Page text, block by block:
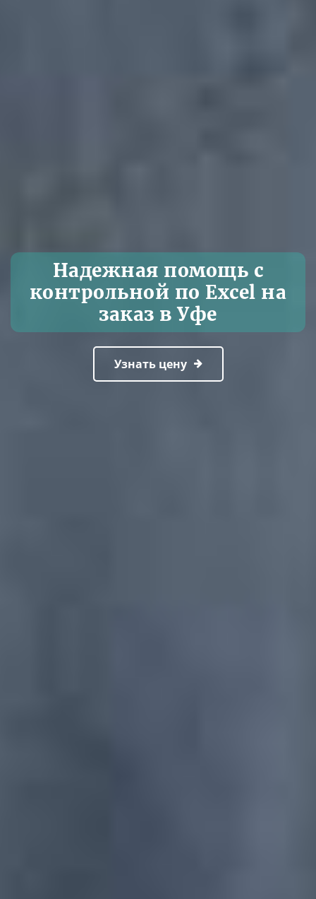
Надежная помощь с
контрольной по Excel на
заказ в Уфе
Узнать цену